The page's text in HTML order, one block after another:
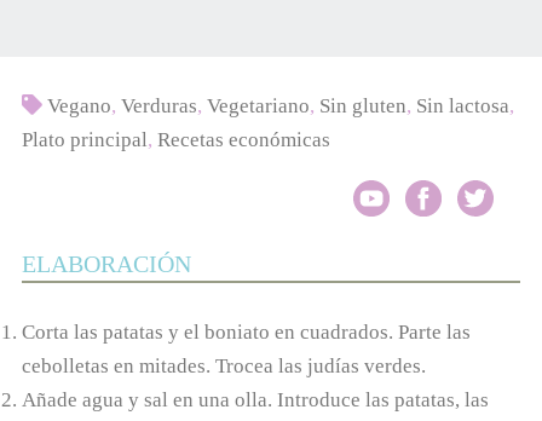
Vegano, Verduras, Vegetariano, Sin gluten, Sin lactosa,
Plato principal, Recetas económicas
ELABORACIÓN
Corta las patatas y el boniato en cuadrados. Parte las
cebolletas en mitades. Trocea las judías verdes.
Añade agua y sal en una olla. Introduce las patatas, las